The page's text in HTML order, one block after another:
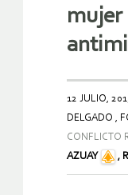
mujer
12 JULIO,
DELGADO ,
CONFLICTO
AZUAY
,